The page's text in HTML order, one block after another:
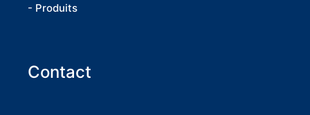
- Produits
Contact